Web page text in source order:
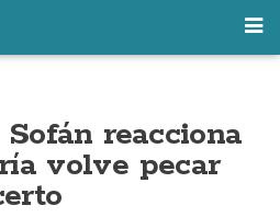
reacciona
volve pecar